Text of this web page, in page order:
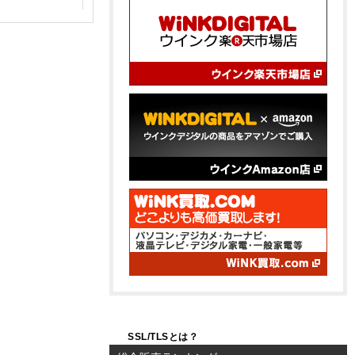
SSL/TLSとは？